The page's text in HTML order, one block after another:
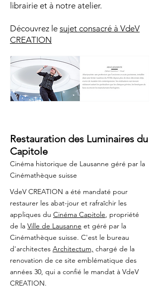
librairie et à notre atelier.
Découvrez le sujet consacré à VdeV
CREATION
Restauration des Luminaires du
Capitole
Cinéma historique de Lausanne géré par la
Cinémathèque suisse
VdeV CREATION a été mandaté pour
restaurer les abat-jour et rafraîchir les
appliques du Cinéma Capitole, propriété
de la Ville de Lausanne et géré par la
Cinémathèque suisse. C'est le bureau
d'architectes Architectum, chargé de la
renovation de ce site emblématique des
années 30, qui a confié le mandat à VdeV
CREATION.